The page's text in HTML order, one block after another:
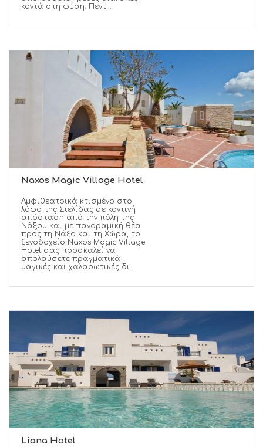
κοντά στη φύση. Πεντ...
Naxos Magic Village Hotel
Αμφιθεατρικά κτισμένο στο
λόφο της Στελίδας σε κοντινή
απόσταση από την πόλη της
Νάξου και με πανοραμική θέα
προς τη Νάξο και τη Χώρα, το
ξενοδοχείο Naxos Magic Village
Hotel σας προσκαλεί να
απολαύσετε πραγματικά
μαγικές και χαλαρωτικές δι...
Liana Hotel